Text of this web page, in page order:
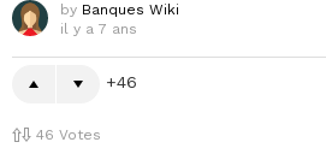
by Banques Wiki
il y a 7 ans
46
46 Votes